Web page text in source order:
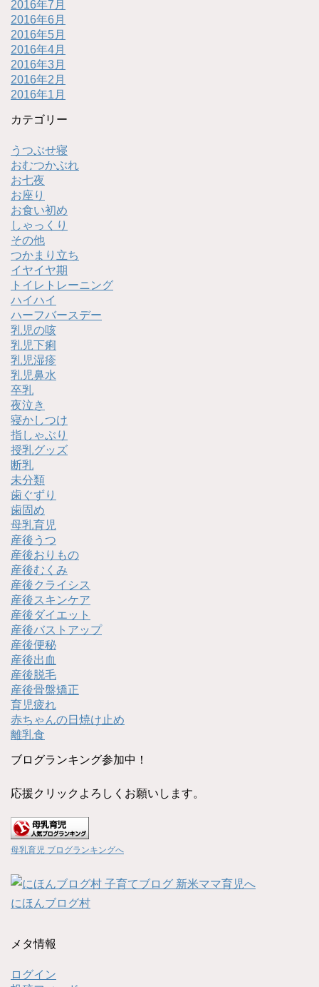
2016年7月
2016年6月
2016年5月
2016年4月
2016年3月
2016年2月
2016年1月
カテゴリー
うつぶせ寝
おむつかぶれ
お七夜
お座り
お食い初め
しゃっくり
その他
つかまり立ち
イヤイヤ期
トイレトレーニング
ハイハイ
ハーフバースデー
乳児の咳
乳児下痢
乳児湿疹
乳児鼻水
卒乳
夜泣き
寝かしつけ
指しゃぶり
授乳グッズ
断乳
未分類
歯ぐずり
歯固め
母乳育児
産後うつ
産後おりもの
産後むくみ
産後クライシス
産後スキンケア
産後ダイエット
産後バストアップ
産後便秘
産後出血
産後脱毛
産後骨盤矯正
育児疲れ
赤ちゃんの日焼け止め
離乳食
ブログランキング参加中！
応援クリックよろしくお願いします。
母乳育児 ブログランキングへ
にほんブログ村
メタ情報
ログイン